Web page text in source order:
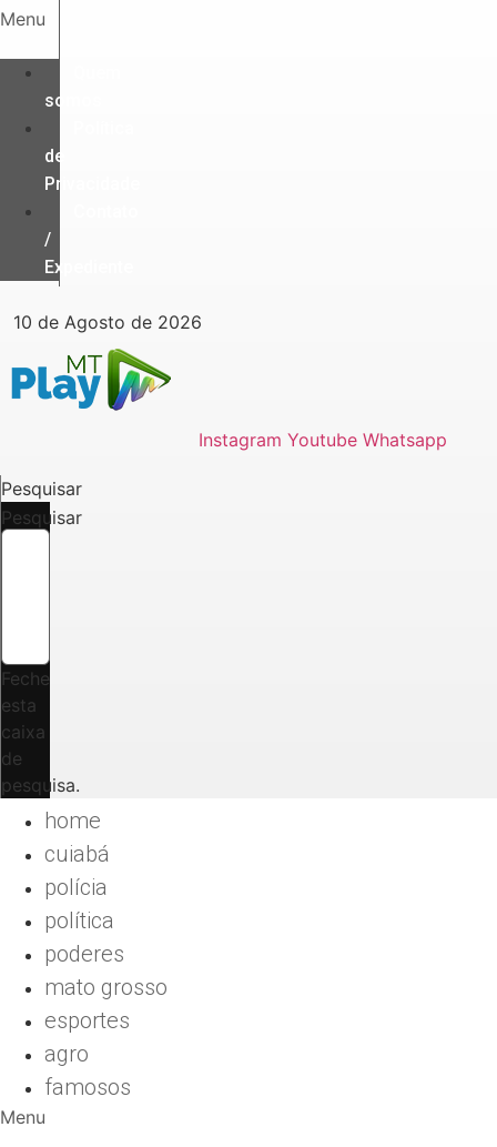
Ir
o
conteúdo
Menu
somos
de
Privacidade
/
Expediente
10 de Agosto de 2026
Instagram Youtube Whatsapp
Pesquisar
Pesquisar
Feche
esta
caixa
de
pesquisa.
home
cuiabá
polícia
política
poderes
mato grosso
esportes
agro
famosos
Menu